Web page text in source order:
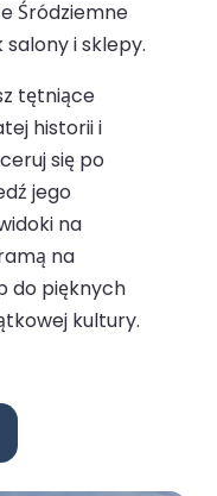
Śródziemne
i sklepy.
tętniące
historii i
się po
jego
na
na
do pięknych
kultury.